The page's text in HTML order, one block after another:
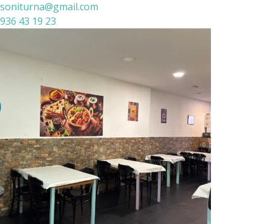
soniturna@gmail.com
936 43 19 23